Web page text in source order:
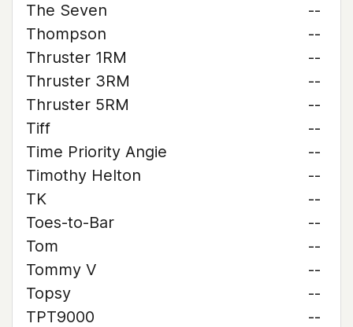
The Seven
--
Thompson
--
Thruster 1RM
--
Thruster 3RM
--
Thruster 5RM
--
Tiff
--
Time Priority Angie
--
Timothy Helton
--
TK
--
Toes-to-Bar
--
Tom
--
Tommy V
--
Topsy
--
TPT9000
--